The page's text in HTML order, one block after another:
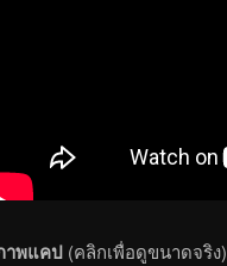
าพแคป (คลิกเพื่อดูขนาดจริง)